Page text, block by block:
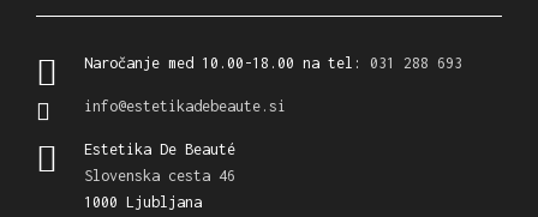
Naročanje med 10.00-18.00 na tel: 031 288 693
info@estetikadebeaute.si
Estetika De Beauté
Slovenska cesta 46
1000 Ljubljana